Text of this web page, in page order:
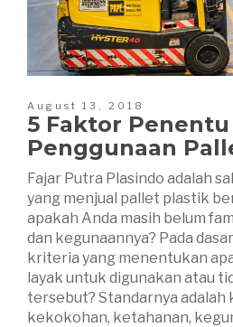
August 13, 2018
5 Faktor Penentu
Penggunaan
Fajar Putra Plasindo adalah
yang menjual pallet plastik
apakah Anda masih belum
dan kegunaannya? Pada
kriteria yang menentukan
layak untuk digunakan atau
tersebut? Standarnya adalah
kekokohan, ketahanan,